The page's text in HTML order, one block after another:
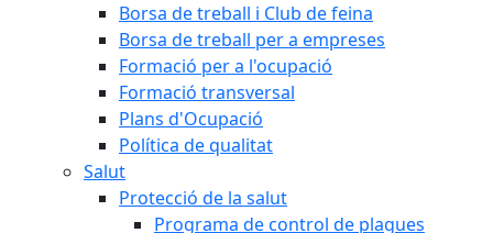
Borsa de treball i Club de feina
Borsa de treball per a empreses
Formació per a l'ocupació
Formació transversal
Plans d'Ocupació
Política de qualitat
Salut
Protecció de la salut
Programa de control de plagues